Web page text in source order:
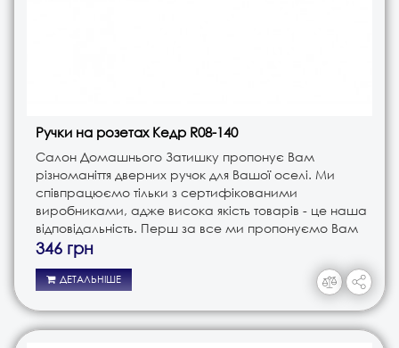
Ручки на розетах Кедр R08-140
Салон Домашнього Затишку пропонує Вам
різноманіття дверних ручок для Вашої оселі. Ми
співпрацюємо тільки з сертифікованими
виробниками, адже висока якість товарів - це наша
відповідальність. Перш за все ми пропонуємо Вам
ручки різного типу. Це і ручки на планці, і ручки на
розеті, і ручки кноби. В з..
346 грн
ДЕТАЛЬНІШЕ